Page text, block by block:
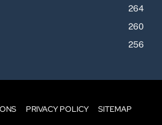
264
260
256
PRIVACY POLICY SITEMAP